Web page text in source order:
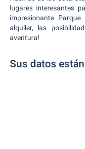
lugares interesantes
impresionante
alquiler, las
aventura!
Sus datos